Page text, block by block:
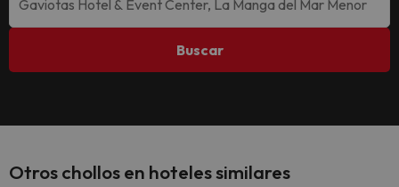
Buscar
Otros chollos en hoteles similares